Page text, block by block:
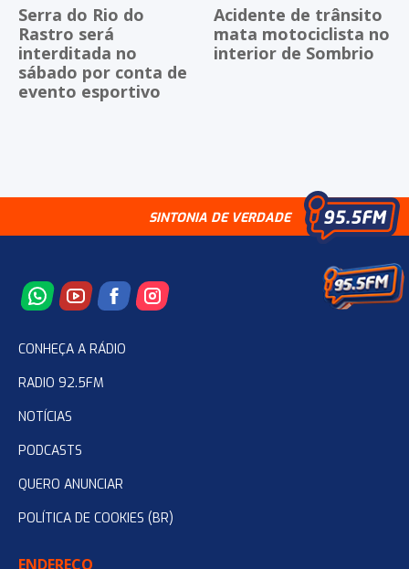
Serra do Rio do
Rastro será
interditada no
sábado por conta de
evento esportivo
Acidente de trânsito
mata motociclista no
interior de Sombrio
SINTONIA DE VERDADE
CONHEÇA A RÁDIO
RADIO 92.5FM
NOTÍCIAS
PODCASTS
QUERO ANUNCIAR
POLÍTICA DE COOKIES (BR)
ENDEREÇO